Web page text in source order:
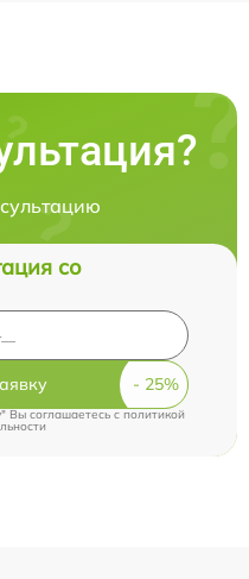
со
Вы соглашаетесь c политикой